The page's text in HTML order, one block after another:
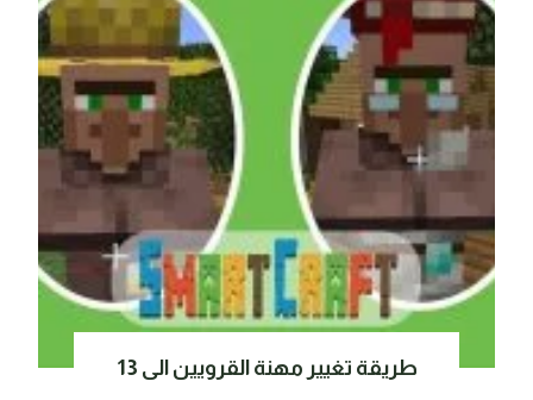
طريقة تغيير مهنة القرويين الى 13